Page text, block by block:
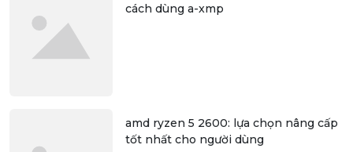
cách dùng a-xmp
amd ryzen 5 2600: lựa chọn nâng cấp
tốt nhất cho người dùng